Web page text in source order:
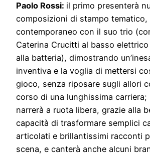
Paolo Rossi: il primo presenterà
composizioni di stampo tematico,
contemporaneo con il suo trio
Caterina Crucitti al basso
alla batteria), dimostrando
inventiva e la voglia di mettersi
gioco, senza riposare sugli allori
corso di una lunghissima carriera;
narrerà a ruota libera, grazie alla
capacità di trasformare semplici
articolati e brillantissimi racconti
scena, e canterà anche alcuni